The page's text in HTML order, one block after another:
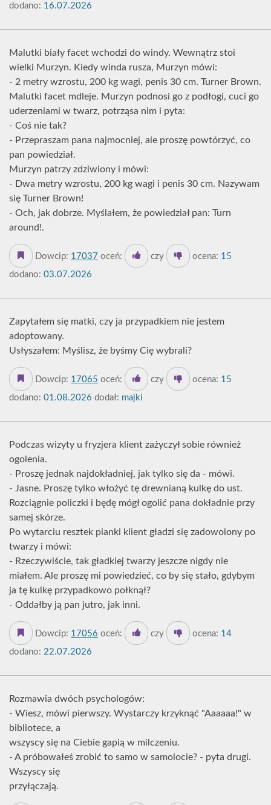
dodano: 16.07.2026
Malutki biały facet wchodzi do windy. Wewnątrz stoi
wielki Murzyn. Kiedy winda rusza, Murzyn mówi:
- 2 metry wzrostu, 200 kg wagi, penis 30 cm. Turner Brown.
Malutki facet mdleje. Murzyn podnosi go z podłogi, cuci go
uderzeniami w twarz, potrząsa nim i pyta:
- Coś nie tak?
- Przepraszam pana najmocniej, ale proszę powtórzyć, co
pan powiedział.
Murzyn patrzy zdziwiony i mówi:
- Dwa metry wzrostu, 200 kg wagi i penis 30 cm. Nazywam
się Turner Brown!
- Och, jak dobrze. Myślałem, że powiedział pan: Turn
around!.
Dowcip: 17037 oceń: czy ocena: 15
dodano: 03.07.2026
Zapytałem się matki, czy ja przypadkiem nie jestem
adoptowany.
Usłyszałem: Myślisz, że byśmy Cię wybrali?
Dowcip: 17065 oceń: czy ocena: 15
dodano: 01.08.2026 dodał: majki
Podczas wizyty u fryzjera klient zażyczył sobie również
ogolenia.
- Proszę jednak najdokładniej, jak tylko się da - mówi.
- Jasne. Proszę tylko włożyć tę drewnianą kulkę do ust.
Rozciągnie policzki i będę mógł ogolić pana dokładnie przy
samej skórze.
Po wytarciu resztek pianki klient gładzi się zadowolony po
twarzy i mówi:
- Rzeczywiście, tak gładkiej twarzy jeszcze nigdy nie
miałem. Ale proszę mi powiedzieć, co by się stało, gdybym
ja tę kulkę przypadkowo połknął?
- Oddałby ją pan jutro, jak inni.
Dowcip: 17056 oceń: czy ocena: 14
dodano: 22.07.2026
Rozmawia dwóch psychologów:
- Wiesz, mówi pierwszy. Wystarczy krzyknąć "Aaaaaa!" w
bibliotece, a
wszyscy się na Ciebie gapią w milczeniu.
- A próbowałeś zrobić to samo w samolocie? - pyta drugi.
Wszyscy się
przyłączają.